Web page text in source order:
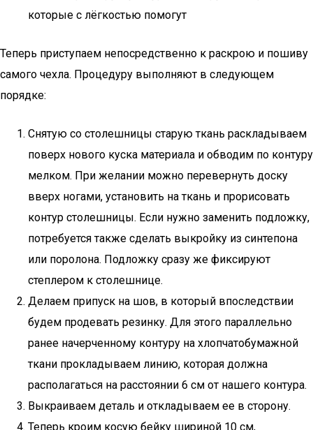
которые с лёгкостью помогут
Теперь приступаем непосредственно к раскрою и пошиву
самого чехла. Процедуру выполняют в следующем
порядке:
Снятую со столешницы старую ткань раскладываем
поверх нового куска материала и обводим по контуру
мелком. При желании можно перевернуть доску
вверх ногами, установить на ткань и прорисовать
контур столешницы. Если нужно заменить подложку,
потребуется также сделать выкройку из синтепона
или поролона. Подложку сразу же фиксируют
степлером к столешнице.
Делаем припуск на шов, в который впоследствии
будем продевать резинку. Для этого параллельно
ранее начерченному контуру на хлопчатобумажной
ткани прокладываем линию, которая должна
располагаться на расстоянии 6 см от нашего контура.
Выкраиваем деталь и откладываем ее в сторону.
Теперь кроим косую бейку шириной 10 см,